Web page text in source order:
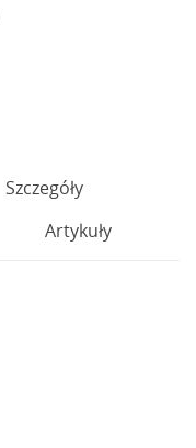
Szczegóły
Artykuły